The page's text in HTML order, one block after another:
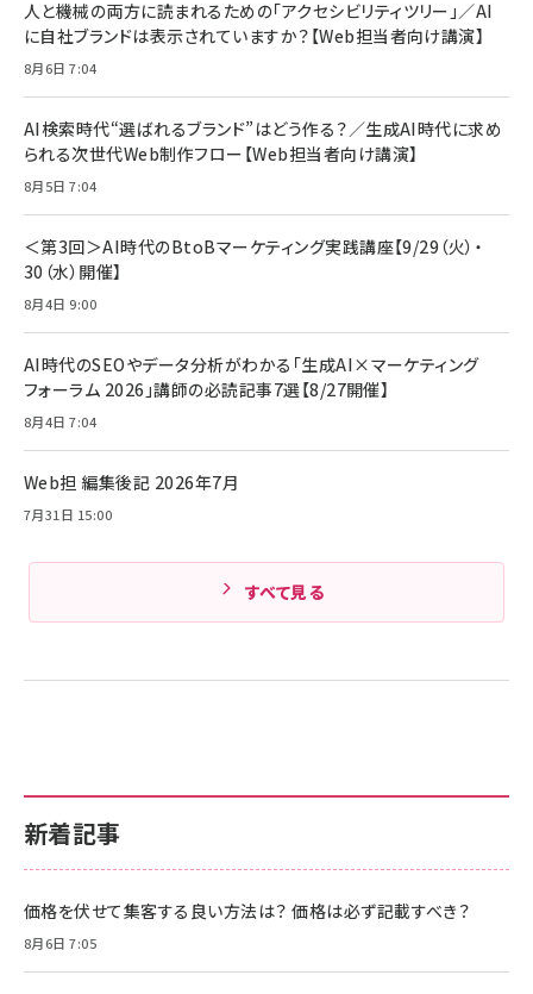
￥1,100
年後半、あなたの恋と運命／山田涼介]
￥880
Amazonランキングをもっと見る
すい ガイド枠付き いPhone17 (6.3インチ) 対応
2枚セット DSP25F1698
￥1,599
【New】Amazon Fire TV Stick HD | 手軽にスト
レイヤー
￥6,980
Anker Soundcore P31i (Bluetooth 6.1) 【完
全ワイヤレスイヤホン/アクティブノイズキャンセリ
ング/マルチポイント接続 / 最大50時間再生 / PSE
Anker PowerLine III Flow USB-C & USB-C
ケーブル Anker絡まないケーブル 240W 結束バン
ド付き USB PD対応 シリコン素材採用 iPhone
17 / 16 / 15 / Galaxy iPad Pro MacBook
Amazonランキングをもっと見る
￥5,000
ケーブル Anker絡まないケーブル 240W 結束バン
17 / 16 / 15 / Galaxy iPad Pro MacBook
Pro/Air 各種対応 (1.8m ミッドナイトブラック)
￥1,890
キャンペーン】
￥4,857
新着記事
価格を伏せて集客する良い方法は？ 価格は必ず記載すべき？
8月6日 7:05
人と機械の両方に読まれるための「アクセシビリティツリー」／AI
に自社ブランドは表示されていますか？【Web担当者向け講演】
8月6日 7:04
AI検索時代“選ばれるブランド”はどう作る？／生成AI時代に求め
られる次世代Web制作フロー【Web担当者向け講演】
8月5日 7:04
＜第3回＞AI時代のBtoBマーケティング実践講座【9/29（火）・
30（水）開催】
8月4日 9:00
AI時代のSEOやデータ分析がわかる「生成AI×マーケティング
フォーラム 2026」講師の必読記事7選【8/27開催】
8月4日 7:04
Web担 編集後記 2026年7月
7月31日 15:00
すべて見る